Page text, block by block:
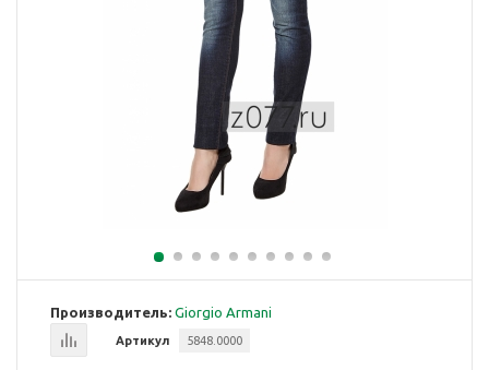
Производитель: Giorgio Armani
Артикул 5848.0000